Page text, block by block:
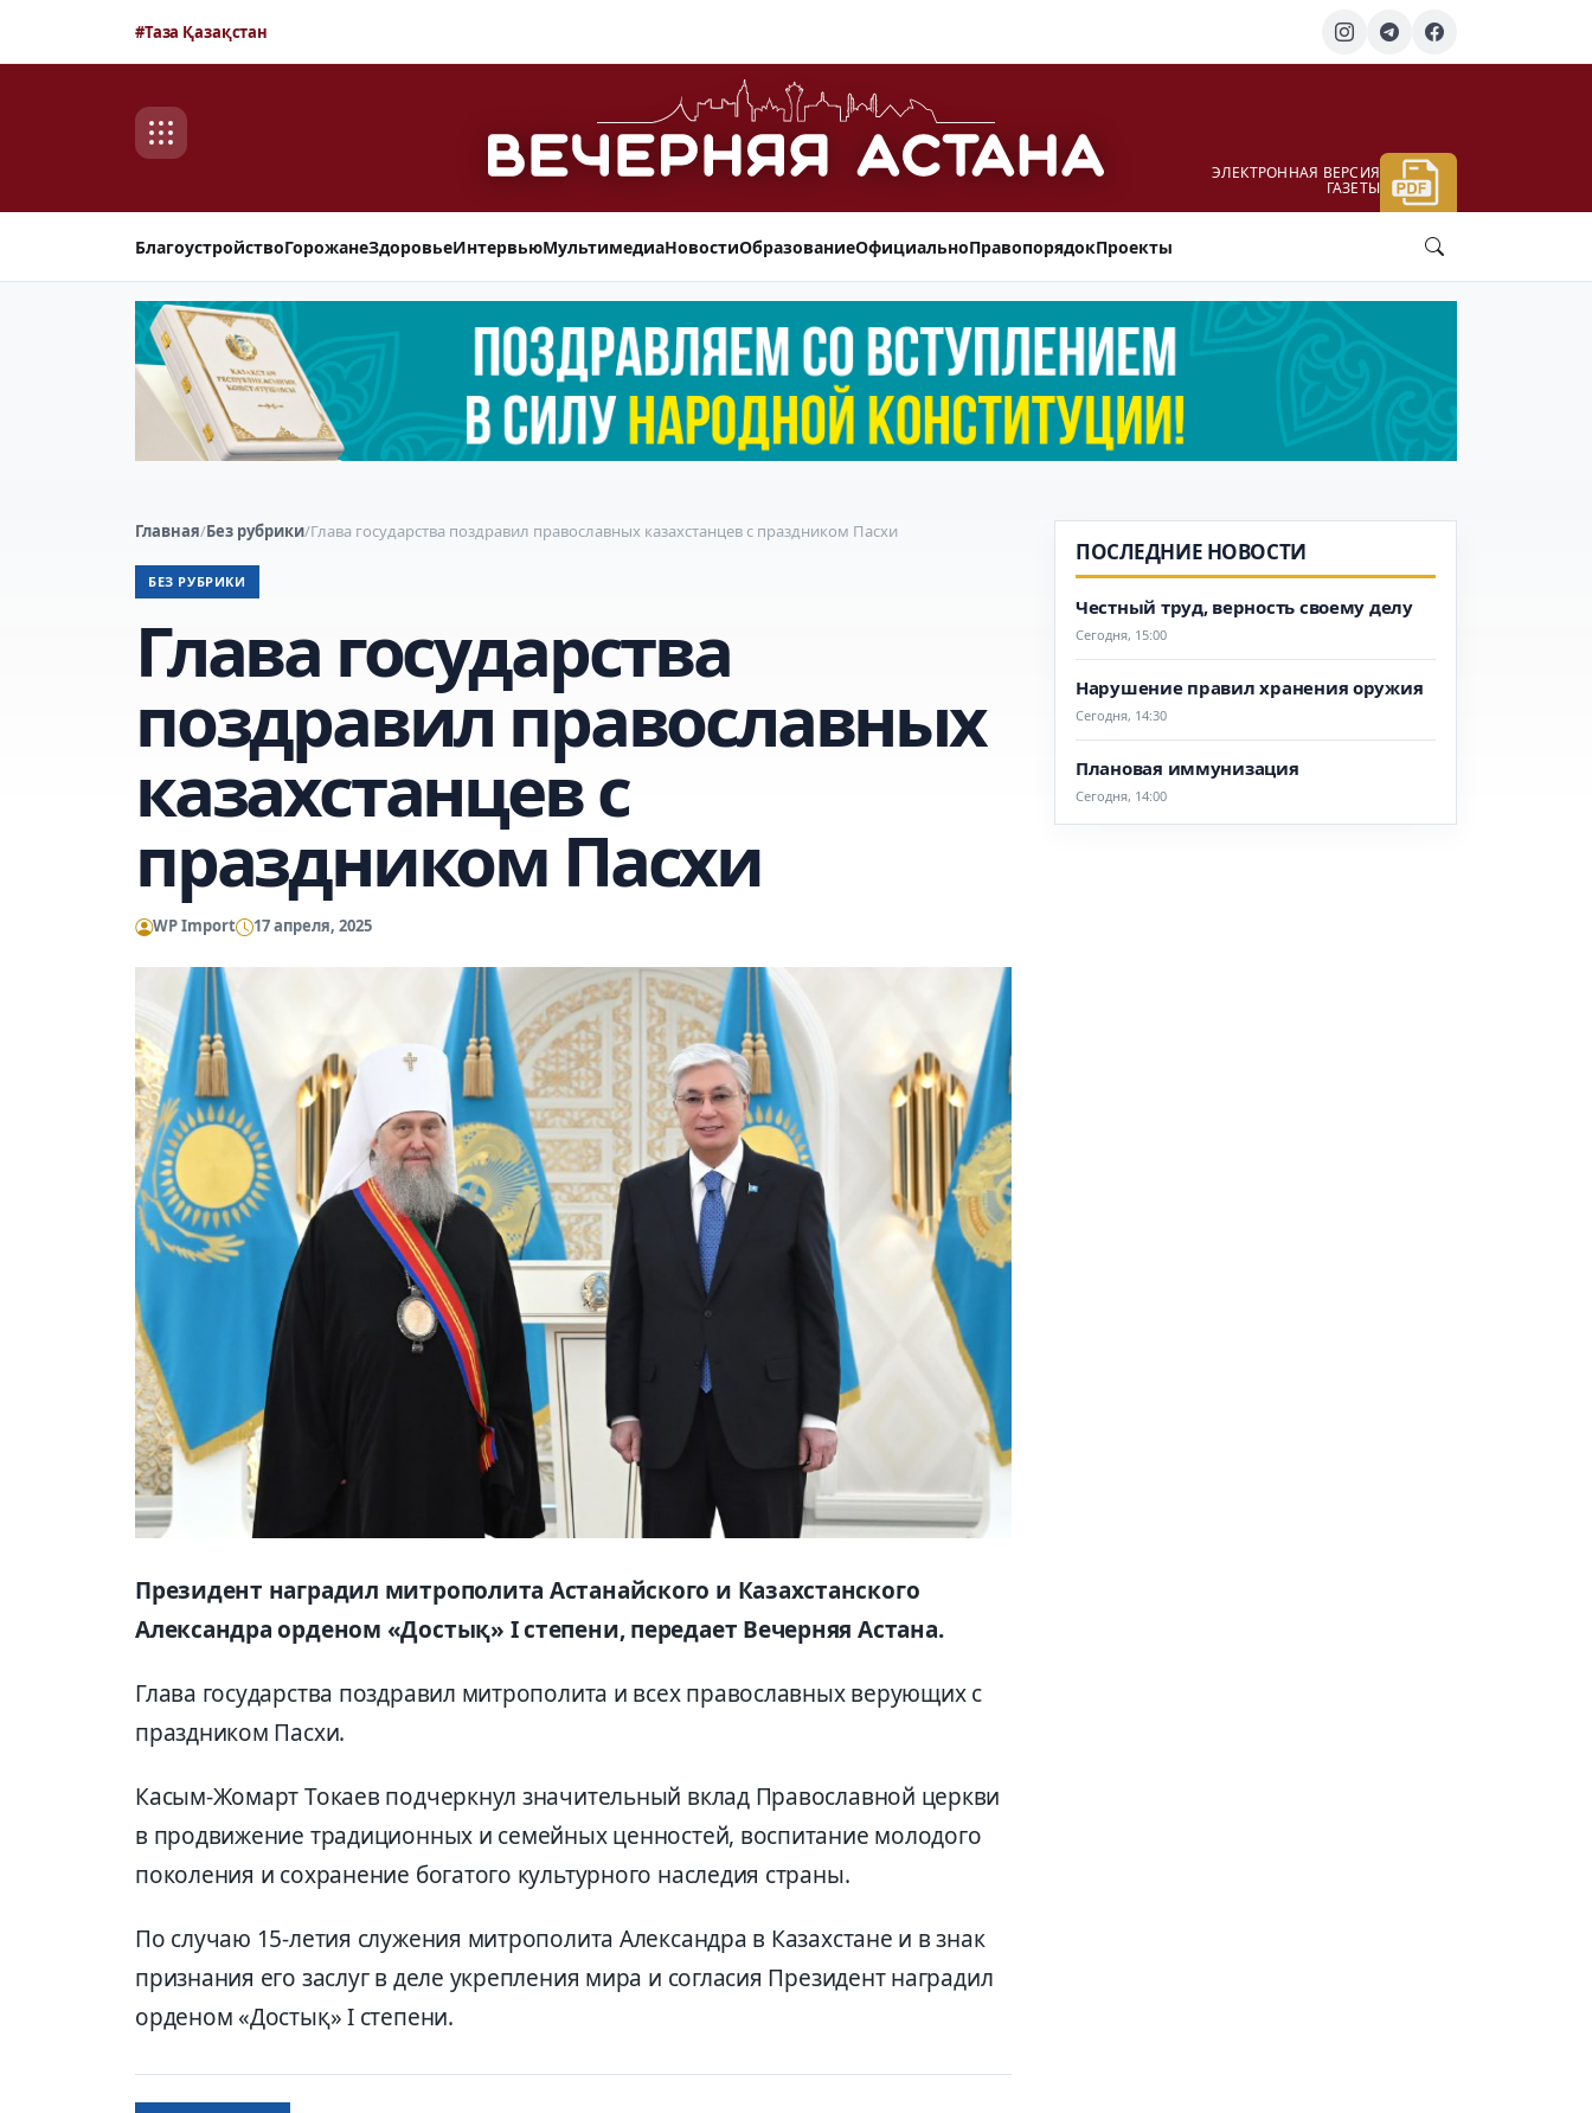
#Таза Қазақстан
ЭЛЕКТРОННАЯ ВЕРСИЯ
ГАЗЕТЫ
БлагоустройствоГорожанеЗдоровьеИнтервьюМультимедиаНовостиОбразованиеОфициальноПравопорядокПроекты
Главная/Без рубрики/Глава государства поздравил православных казахстанцев с праздником Пасхи
БЕЗ РУБРИКИ
Глава государства
поздравил православных
казахстанцев с
праздником Пасхи
WP Import 17 апреля, 2025
Президент наградил митрополита Астанайского и Казахстанского
Александра орденом «Достық» I степени, передает Вечерняя Астана.
Глава государства поздравил митрополита и всех православных верующих с
праздником Пасхи.
Касым-Жомарт Токаев подчеркнул значительный вклад Православной церкви
в продвижение традиционных и семейных ценностей, воспитание молодого
поколения и сохранение богатого культурного наследия страны.
По случаю 15-летия служения митрополита Александра в Казахстане и в знак
признания его заслуг в деле укрепления мира и согласия Президент наградил
орденом «Достық» I степени.
ПОСЛЕДНИЕ НОВОСТИ
Честный труд, верность своему делу
Сегодня, 15:00
Нарушение правил хранения оружия
Сегодня, 14:30
Плановая иммунизация
Сегодня, 14:00